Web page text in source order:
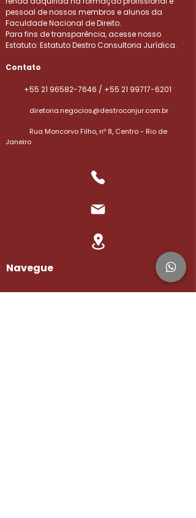
pessoal de nossos membros e alunos da
Faculdade Nacional de Direito.
Para fins de transparência, acesse nosso
Estatuto: Estatuto Destro Consultoria Jurídica.
Contato
+55 21 96582-7646 / +55 21 99717-6201
diretoria.negocios@destroconjur.com.br
Rua Moncorvo Filho, nº 8, Centro - Rio de
Janeiro
Navegue